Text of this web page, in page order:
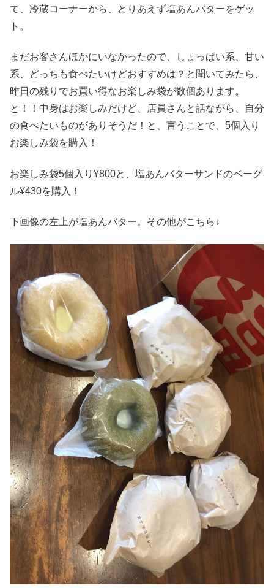
て、冷蔵コーナーから、とりあえず塩あんバターをゲッ
ト。
まだお客さんほかにいなかったので、しょっぱい系、甘い
系、どっちも食べたいけどおすすめは？と聞いてみたら、
昨日の残りでお買い得なお楽しみ袋が数個あります。
と！！中身はお楽しみだけど、店員さんと話ながら、自分
の食べたいものがありそうだ！と、言うことで、5個入り
お楽しみ袋を購入！
お楽しみ袋5個入り¥800と、塩あんバターサンドのベーグ
ル¥430を購入！
下画像の左上が塩あんバター。その他がこちら↓